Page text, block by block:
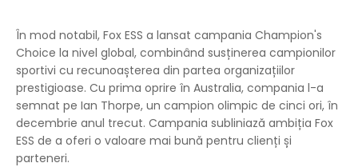
În mod notabil, Fox ESS a lansat campania Champion's
Choice la nivel global, combinând susținerea campionilor
sportivi cu recunoașterea din partea organizațiilor
prestigioase. Cu prima oprire în Australia, compania l-a
semnat pe Ian Thorpe, un campion olimpic de cinci ori, în
decembrie anul trecut. Campania subliniază ambiția Fox
ESS de a oferi o valoare mai bună pentru clienți și
parteneri.